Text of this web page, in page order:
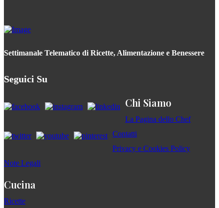
Settimanale Telematico di Ricette, Alimentazione e Benessere
Seguici Su
Chi Siamo
La Pagina dello Chef
Contatti
Privacy e Cookies Policy
Note Legali
Cucina
Ricette